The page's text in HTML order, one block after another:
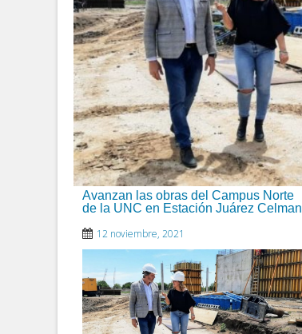
Avanzan las obras del Campus Norte
de la UNC en Estación Juárez Celman
12 noviembre, 2021